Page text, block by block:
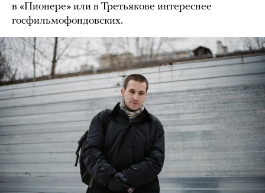
в «Пионере» или в Третьякове интереснее
госфильмофондовских.